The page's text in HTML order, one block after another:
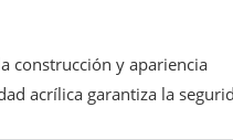
construcción y apariencia
acrílica garantiza la